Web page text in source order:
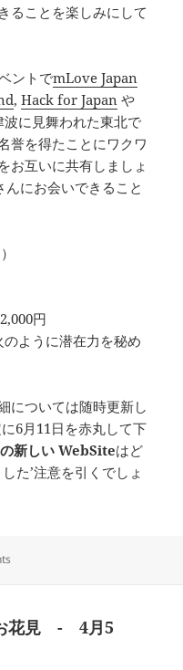
ることを楽しみにして
ントでmLove Japan
,Hack for Japan や
波に見舞われた東北で
誉を得たことにワクワ
お互いに共有しましょ
にお会いできること
円
ように潜在力を秘め
については随時更新し
6月11日を赤丸して下
新しい WebSiteはど
た’注意を引くでしょ
花見 - 4月5